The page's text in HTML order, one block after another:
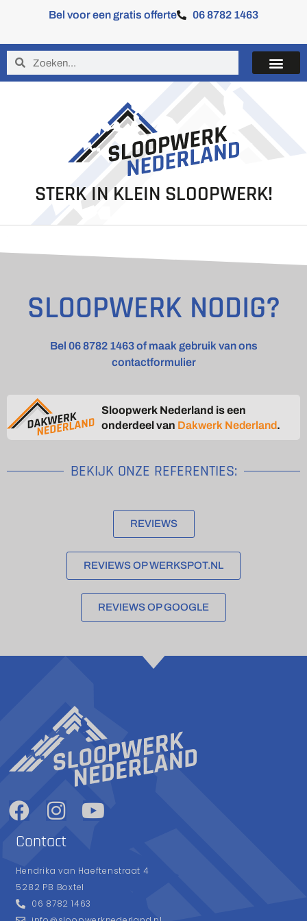
Bel voor een gratis offerte 06 8782 1463
STERK IN KLEIN SLOOPWERK!
SLOOPWERK NODIG?
Bel 06 8782 1463 of maak gebruik van ons
contactformulier
Sloopwerk Nederland is een
onderdeel van Dakwerk Nederland.
BEKIJK ONZE REFERENTIES:
REVIEWS
REVIEWS OP WERKSPOT.NL
REVIEWS OP GOOGLE
Contact
Hendrika van Haeftenstraat 4
5282 PB Boxtel
06 8782 1463